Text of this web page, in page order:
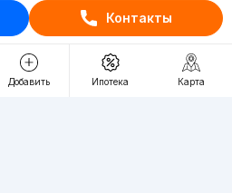
Контакты
Добавить Ипотека Карта